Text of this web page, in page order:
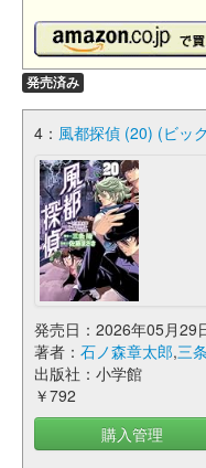
発売済み
4： 風都探偵 (20) (ビッ
発売日：2026年05月29
著者： 石ノ森章太郎,三
出版社：小学館
￥792
購入管理